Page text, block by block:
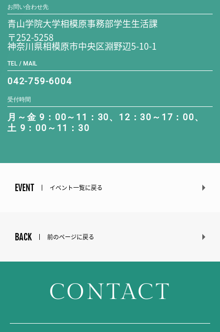
お問い合わせ先
青山学院大学相模原事務部学生生活課
〒252-5258
神奈川県相模原市中央区淵野辺5-10-1
TEL / MAIL
042-759-6004
受付時間
月～金 9：00～11：30、12：30～17：00、
土 9：00～11：30
EVENT イベント一覧に戻る
BACK 前のページに戻る
CONTACT